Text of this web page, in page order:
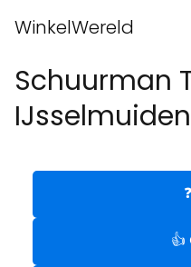
WinkelWereld
Schuurman
IJsselmuiden
👍